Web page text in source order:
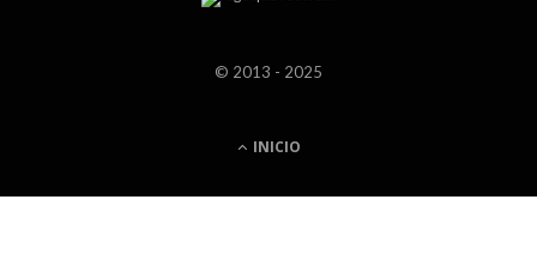
© 2013 - 2025
INICIO